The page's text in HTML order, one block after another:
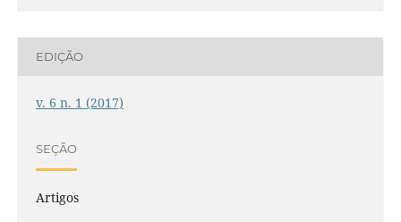
EDIÇÃO
v. 6 n. 1 (2017)
SEÇÃO
Artigos